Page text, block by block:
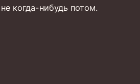
когда-нибудь потом.